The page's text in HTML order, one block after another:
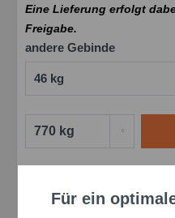
Eine Lieferung erfolgt
Freigabe.
andere Gebinde
Artikel-Nr.:
Funktionale
Für ein